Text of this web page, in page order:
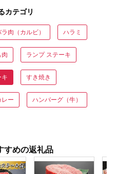
カテゴリ
肉（カルビ） ハラミ
肉 ランプ ステーキ
キ すき焼き
レー ハンバーグ（牛）
すめの返礼品